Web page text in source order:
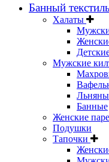
Банный текстиль
Халаты
Мужские
Банные
Женские
Подушки
Тапочки